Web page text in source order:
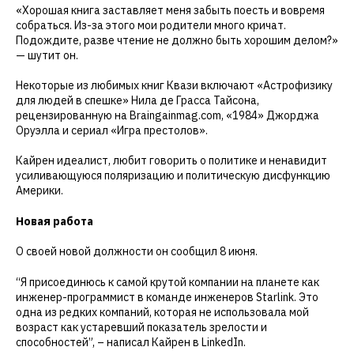
«Хорошая книга заставляет меня забыть поесть и вовремя
собраться. Из-за этого мои родители много кричат.
Подождите, разве чтение не должно быть хорошим делом?»
— шутит он.
Некоторые из любимых книг Квази включают «Астрофизику
для людей в спешке» Нила де Грасса Тайсона,
рецензированную на Braingainmag.com, «1984» Джорджа
Оруэлла и сериал «Игра престолов».
Кайрен идеалист, любит говорить о политике и ненавидит
усиливающуюся поляризацию и политическую дисфункцию
Америки.
Новая работа
О своей новой должности он сообщил 8 июня.
“Я присоединюсь к самой крутой компании на планете как
инженер-программист в команде инженеров Starlink. Это
одна из редких компаний, которая не использовала мой
возраст как устаревший показатель зрелости и
способностей”, – написал Кайрен в LinkedIn.